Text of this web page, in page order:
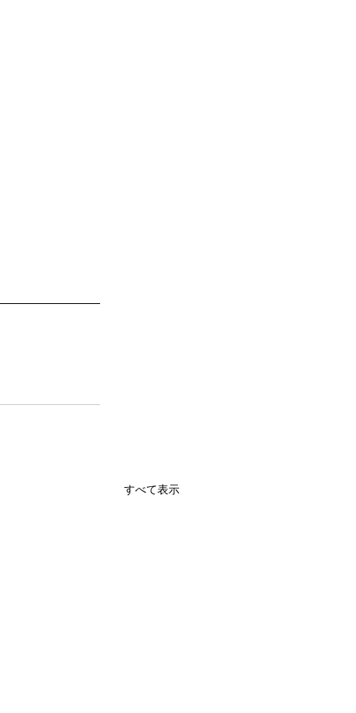
すべて表示